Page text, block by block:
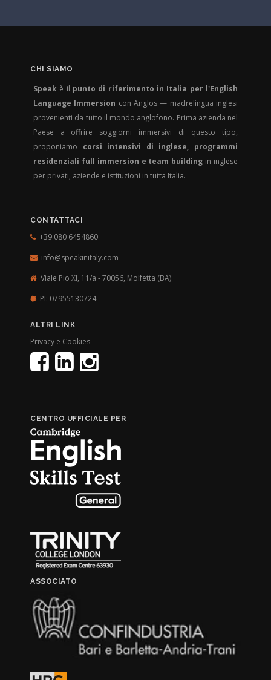
CHI SIAMO
Speak è il punto di riferimento in Italia per l'English
Language Immersion con Anglos — madrelingua inglesi
provenienti da tutto il mondo anglofono. Prima azienda nel
Paese a offrire soggiorni immersivi di questo tipo,
proponiamo corsi intensivi di inglese, programmi
residenziali full immersion e team building in inglese
per privati, aziende e istituzioni in tutta Italia.
CONTATTACI
+39 080 6454860
info@speakinitaly.com
Viale Pio XI, 11/a - 70056, Molfetta (BA)
PI: 07955130724
ALTRI LINK
Privacy e Cookies
CENTRO UFFICIALE PER
ASSOCIATO